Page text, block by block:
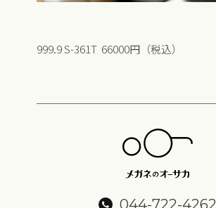
999.9 S-361T 66000円（税込）
044-722-4262